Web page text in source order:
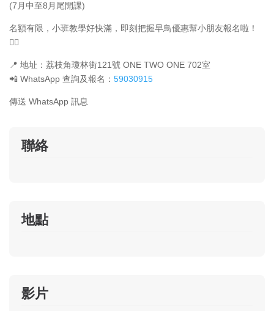
(7月中至8月尾開課)
名額有限，小班教學好快滿，即刻把握早鳥優惠幫小朋友報名啦！
🏃‍♂️
📍 地址：荔枝角瓊林街121號 ONE TWO ONE 702室
📲 WhatsApp 查詢及報名： 59030915
傳送 WhatsApp 訊息
聯絡
地點
影片